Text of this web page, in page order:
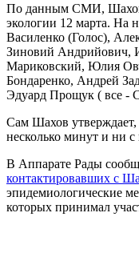
По данным СМИ, Шахов
экологии 12 марта. На
Василенко (Голос),
Зиновий Андрийович,
Мариковский, Юлия
Бондаренко, Андрей
Эдуард Прощук ( все -
Сам Шахов утверждает,
несколько минут и ни
В Аппарате Рады
контактировавших с
эпидемиологические
которых принимал